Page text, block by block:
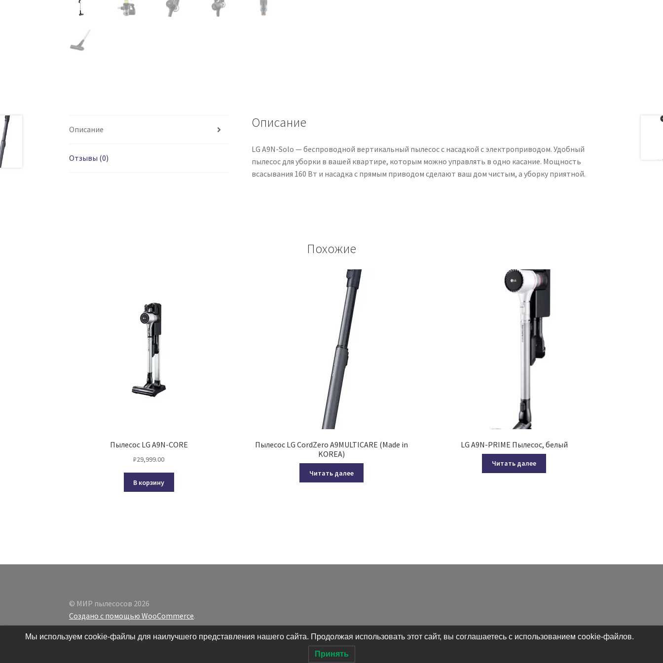
Описание
Отзывы (0)
Описание
LG A9N-Solo — беспроводной вертикальный пылесос с насадкой с электроприводом. Удобный
пылесос для уборки в вашей квартире, которым можно управлять в одно касание. Мощность
всасывания 160 Вт и насадка с прямым приводом сделают ваш дом чистым, а уборку приятной.
Похожие
Пылесос LG A9N-CORE
₽29,999.00
В корзину
Пылесос LG CordZero A9MULTICARE (Made in
KOREA)
Читать далее
LG A9N-PRIME Пылесос, белый
Читать далее
© МИР пылесосов 2026
Создано с помощью WooCommerce.
Мы используем cookie-файлы для наилучшего представления нашего сайта. Продолжая использовать этот сайт, вы соглашаетесь с использованием cookie-файлов.
Принять